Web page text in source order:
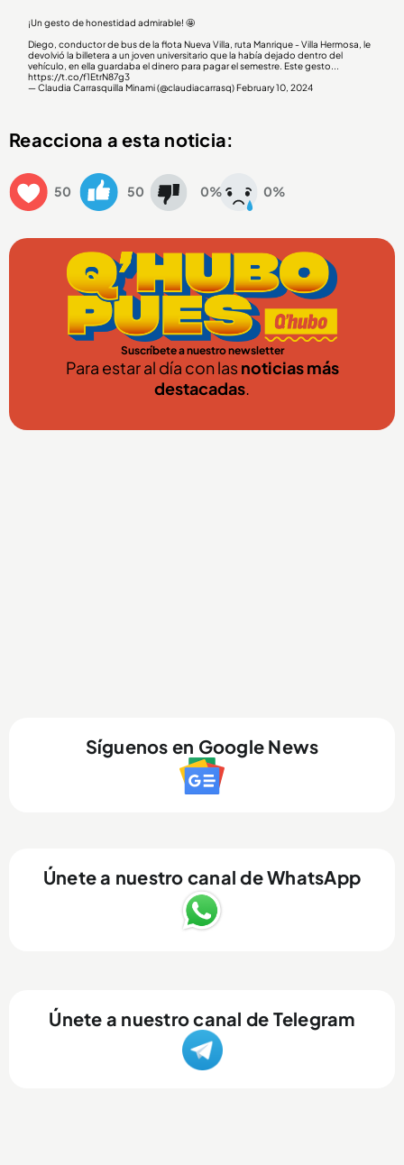
¡Un gesto de honestidad admirable! 🤩
Diego, conductor de bus de la flota Nueva Villa, ruta Manrique - Villa Hermosa, le
devolvió la billetera a un joven universitario que la había dejado dentro del
vehículo, en ella guardaba el dinero para pagar el semestre. Este gesto...
https://t.co/f1EtrN87g3
— Claudia Carrasquilla Minami (@claudiacarrasq) February 10, 2024
Reacciona a esta noticia:
50 50 0% 0%
Suscríbete a nuestro newsletter
Para estar al día con lasnoticias más
destacadas.
Síguenos en Google News
Únete a nuestro canal de WhatsApp
Únete a nuestro canal de Telegram